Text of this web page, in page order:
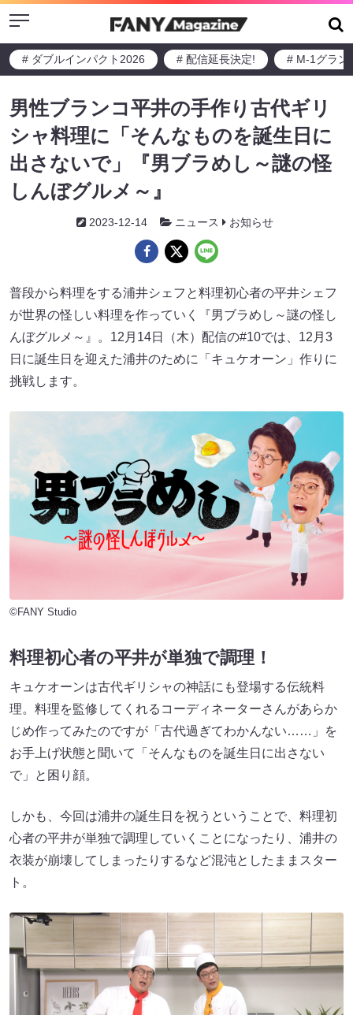
Menu
# ダブルインパクト2026 # 配信延長決定! # M-1グラン
男性ブランコ平井の手作り古代ギリ
シャ料理に「そんなものを誕生日に
出さないで」『男ブラめし～謎の怪
しんぼグルメ～』
2023-12-14 ニュース お知らせ
普段から料理をする浦井シェフと料理初心者の平井シェフ
が世界の怪しい料理を作っていく『男ブラめし～謎の怪し
んぼグルメ～』。12月14日（木）配信の#10では、12月3
日に誕生日を迎えた浦井のために「キュケオーン」作りに
挑戦します。
©FANY Studio
料理初心者の平井が単独で調理！
キュケオーンは古代ギリシャの神話にも登場する伝統料
理。料理を監修してくれるコーディネーターさんがあらか
じめ作ってみたのですが「古代過ぎてわかんない……」を
お手上げ状態と聞いて「そんなものを誕生日に出さない
で」と困り顔。
しかも、今回は浦井の誕生日を祝うということで、料理初
心者の平井が単独で調理していくことになったり、浦井の
衣装が崩壊してしまったりするなど混沌としたままスター
ト。